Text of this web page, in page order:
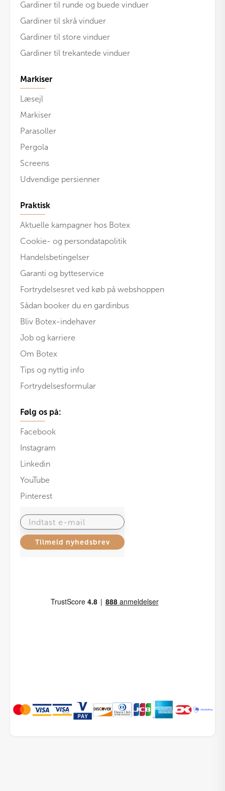
Gardiner til runde og buede vinduer
Gardiner til skrå vinduer
Gardiner til store vinduer
Gardiner til trekantede vinduer
Markiser
Læsejl
Markiser
Parasoller
Pergola
Screens
Udvendige persienner
Praktisk
Aktuelle kampagner hos Botex
Cookie- og persondatapolitik
Handelsbetingelser
Garanti og bytteservice
Fortrydelsesret ved køb på webshoppen
Sådan booker du en gardinbus
Bliv Botex-indehaver
Job og karriere
Om Botex
Tips og nyttig info
Fortrydelsesformular
Følg os på:
Facebook
Instagram
Linkedin
YouTube
Pinterest
Indtast e-mail
Tilmeld nyhedsbrev